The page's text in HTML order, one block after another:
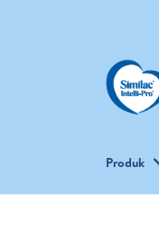
Produk